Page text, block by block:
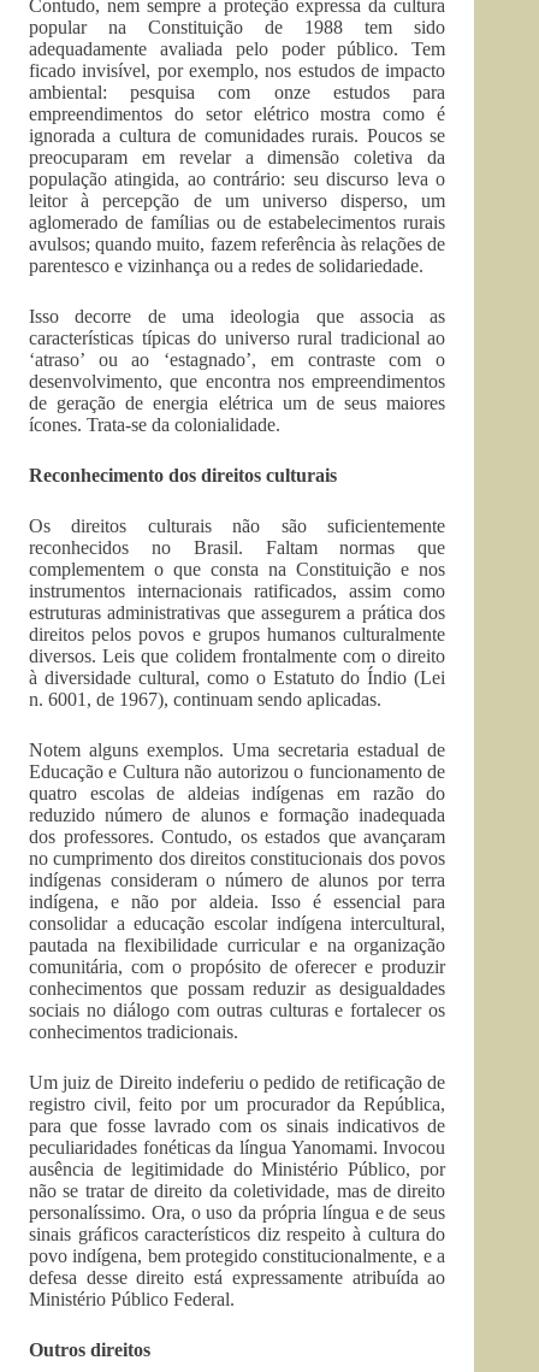
Contudo, nem sempre a proteção expressa da cultura
popular na Constituição de 1988 tem sido
adequadamente avaliada pelo poder público. Tem
ficado invisível, por exemplo, nos estudos de impacto
ambiental: pesquisa com onze estudos para
empreendimentos do setor elétrico mostra como é
ignorada a cultura de comunidades rurais. Poucos se
preocuparam em revelar a dimensão coletiva da
população atingida, ao contrário: seu discurso leva o
leitor à percepção de um universo disperso, um
aglomerado de famílias ou de estabelecimentos rurais
avulsos; quando muito, fazem referência às relações de
parentesco e vizinhança ou a redes de solidariedade.
Isso decorre de uma ideologia que associa as
características típicas do universo rural tradicional ao
‘atraso’ ou ao ‘estagnado’, em contraste com o
desenvolvimento, que encontra nos empreendimentos
de geração de energia elétrica um de seus maiores
ícones. Trata-se da colonialidade.
Reconhecimento dos direitos culturais
Os direitos culturais não são suficientemente
reconhecidos no Brasil. Faltam normas que
complementem o que consta na Constituição e nos
instrumentos internacionais ratificados, assim como
estruturas administrativas que assegurem a prática dos
direitos pelos povos e grupos humanos culturalmente
diversos. Leis que colidem frontalmente com o direito
à diversidade cultural, como o Estatuto do Índio (Lei
n. 6001, de 1967), continuam sendo aplicadas.
Notem alguns exemplos. Uma secretaria estadual de
Educação e Cultura não autorizou o funcionamento de
quatro escolas de aldeias indígenas em razão do
reduzido número de alunos e formação inadequada
dos professores. Contudo, os estados que avançaram
no cumprimento dos direitos constitucionais dos povos
indígenas consideram o número de alunos por terra
indígena, e não por aldeia. Isso é essencial para
consolidar a educação escolar indígena intercultural,
pautada na flexibilidade curricular e na organização
comunitária, com o propósito de oferecer e produzir
conhecimentos que possam reduzir as desigualdades
sociais no diálogo com outras culturas e fortalecer os
conhecimentos tradicionais.
Um juiz de Direito indeferiu o pedido de retificação de
registro civil, feito por um procurador da República,
para que fosse lavrado com os sinais indicativos de
peculiaridades fonéticas da língua Yanomami. Invocou
ausência de legitimidade do Ministério Público, por
não se tratar de direito da coletividade, mas de direito
personalíssimo. Ora, o uso da própria língua e de seus
sinais gráficos característicos diz respeito à cultura do
povo indígena, bem protegido constitucionalmente, e a
defesa desse direito está expressamente atribuída ao
Ministério Público Federal.
Outros direitos